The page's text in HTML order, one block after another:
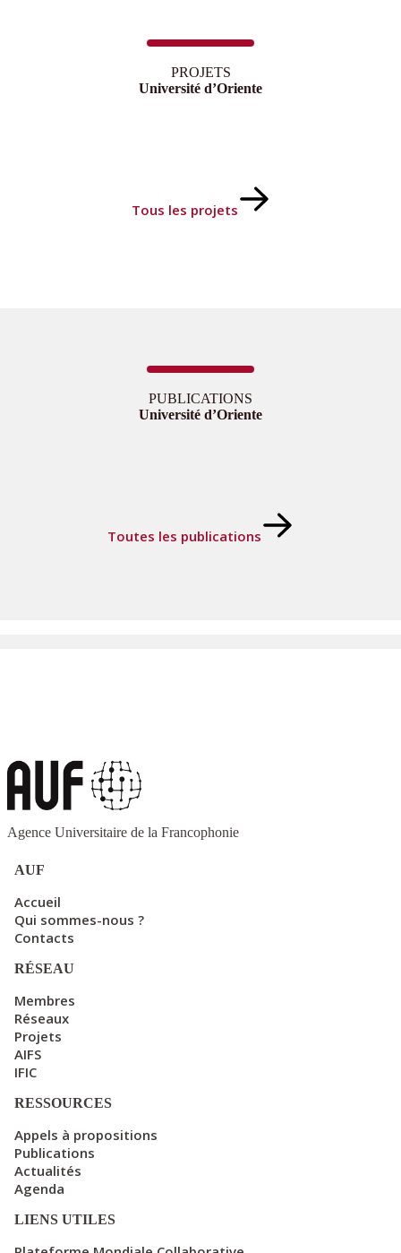
PROJETS
Université d’Oriente
Tous les projets
PUBLICATIONS
Université d’Oriente
Toutes les publications
Agence Universitaire de la Francophonie
AUF
Accueil
Qui sommes-nous ?
Contacts
RÉSEAU
Membres
Réseaux
Projets
AIFS
IFIC
RESSOURCES
Appels à propositions
Publications
Actualités
Agenda
LIENS UTILES